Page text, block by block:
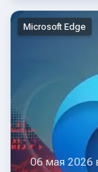
Microsoft Edge
06 мая 2026